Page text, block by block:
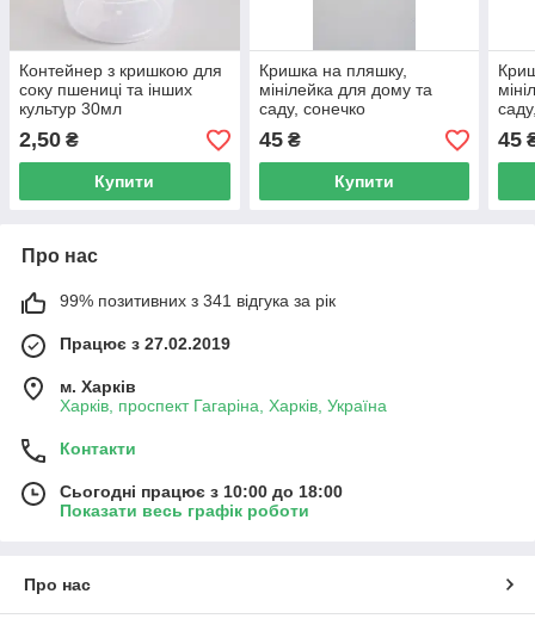
Контейнер з кришкою для
соку пшениці та інших
культур 30мл
2,50 ₴
Купити
Кришка на пляшку,
мінілейка для дому та
саду, сонечко
45₴
Купити
45
Про нас
99% позитивних з 341 відгука за рік
Працює з 27.02.2019
м. Харків
Харків, проспект Гагаріна, Харків, Україна
Контакти
Сьогодні працює з 10:00 до 18:00
Показати весь графік роботи
Про нас